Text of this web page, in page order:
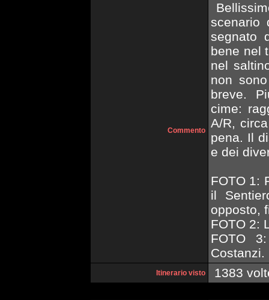
Commento
scenario
segnato
bene nel
nel
non
breve.
cime:
A/R,
pena. Il
e dei
FOTO 1:
il
opposto,
FOTO 2:
FOTO
Costanzi.
Itinerario visto 1383